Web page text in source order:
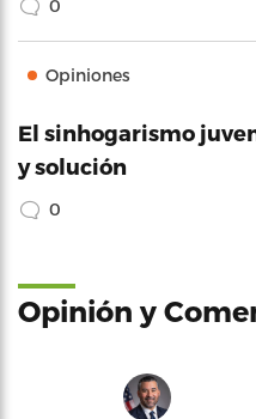
0
Opiniones
El sinhogarismo
y solución
0
Opinión y